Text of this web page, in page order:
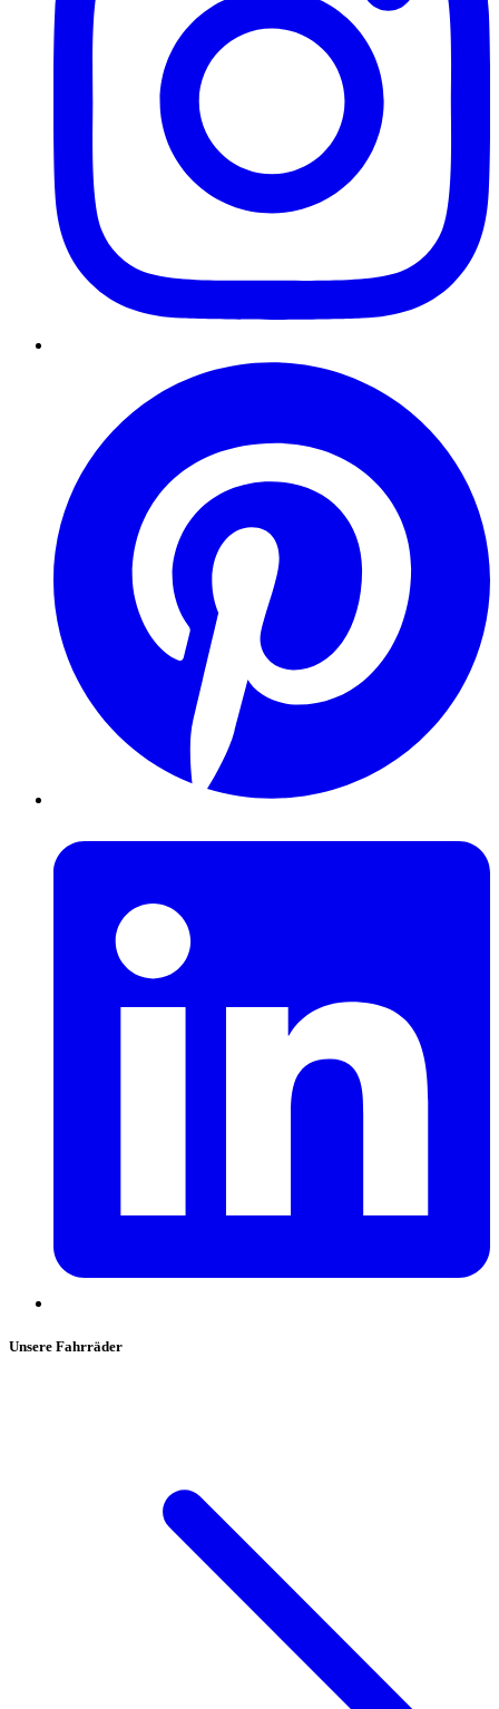
Unsere Fahrräder